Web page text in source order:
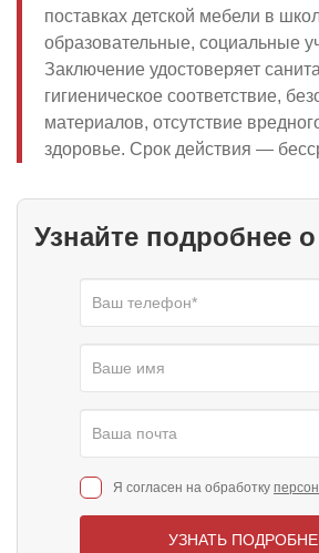
поставках детской мебели в
образовательные, социальные
Заключение удостоверяет
гигиеническое соответствие,
материалов, отсутствие
здоровье. Срок действия —
Узнайте подробнее
Я согласен на обработку
УЗНАТЬ